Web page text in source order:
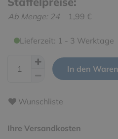
Ab Menge: 24 1,99 €
Lieferzeit: 1 - 3 Werktage
In den
Wunschliste
Ihre Versandkosten